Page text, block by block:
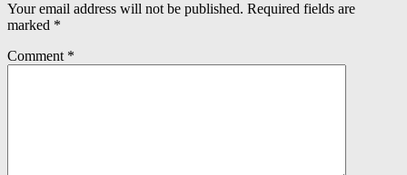
Your email address will not be published. Required fields are
marked *
Comment *